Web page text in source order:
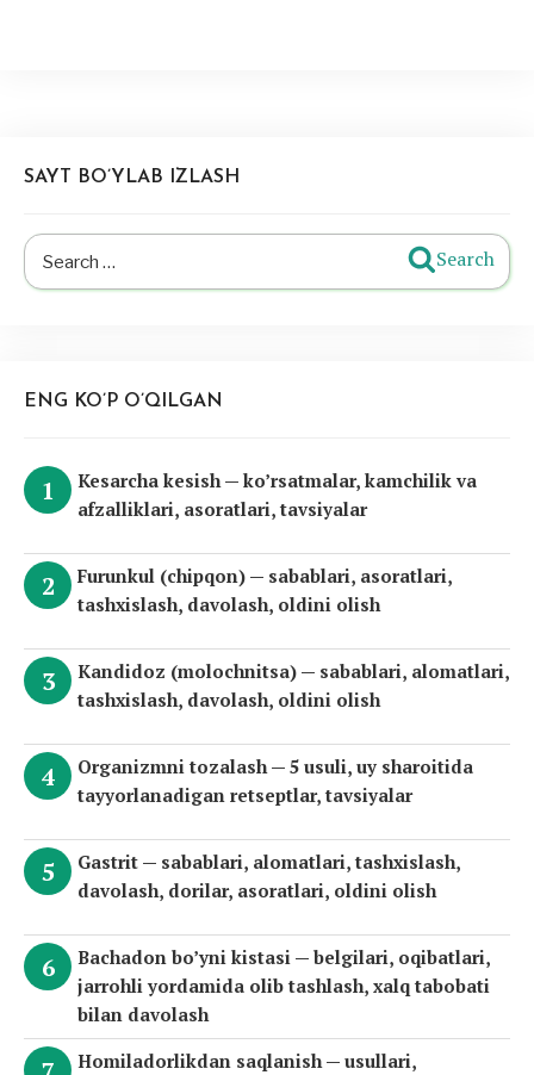
SAYT BO’YLAB IZLASH
Search
for:
Search
ENG KO’P O’QILGAN
Kesarcha kesish — ko’rsatmalar, kamchilik va
afzalliklari, asoratlari, tavsiyalar
Furunkul (chipqon) — sabablari, asoratlari,
tashxislash, davolash, oldini olish
Kandidoz (molochnitsa) — sabablari, alomatlari,
tashxislash, davolash, oldini olish
Organizmni tozalash — 5 usuli, uy sharoitida
tayyorlanadigan retseptlar, tavsiyalar
Gastrit — sabablari, alomatlari, tashxislash,
davolash, dorilar, asoratlari, oldini olish
Bachadon bo’yni kistasi — belgilari, oqibatlari,
jarrohli yordamida olib tashlash, xalq tabobati
bilan davolash
Homiladorlikdan saqlanish — usullari,